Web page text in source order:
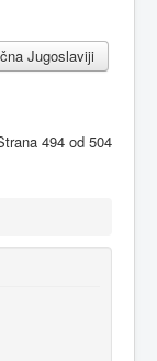
Jugoslaviji
494 od 504